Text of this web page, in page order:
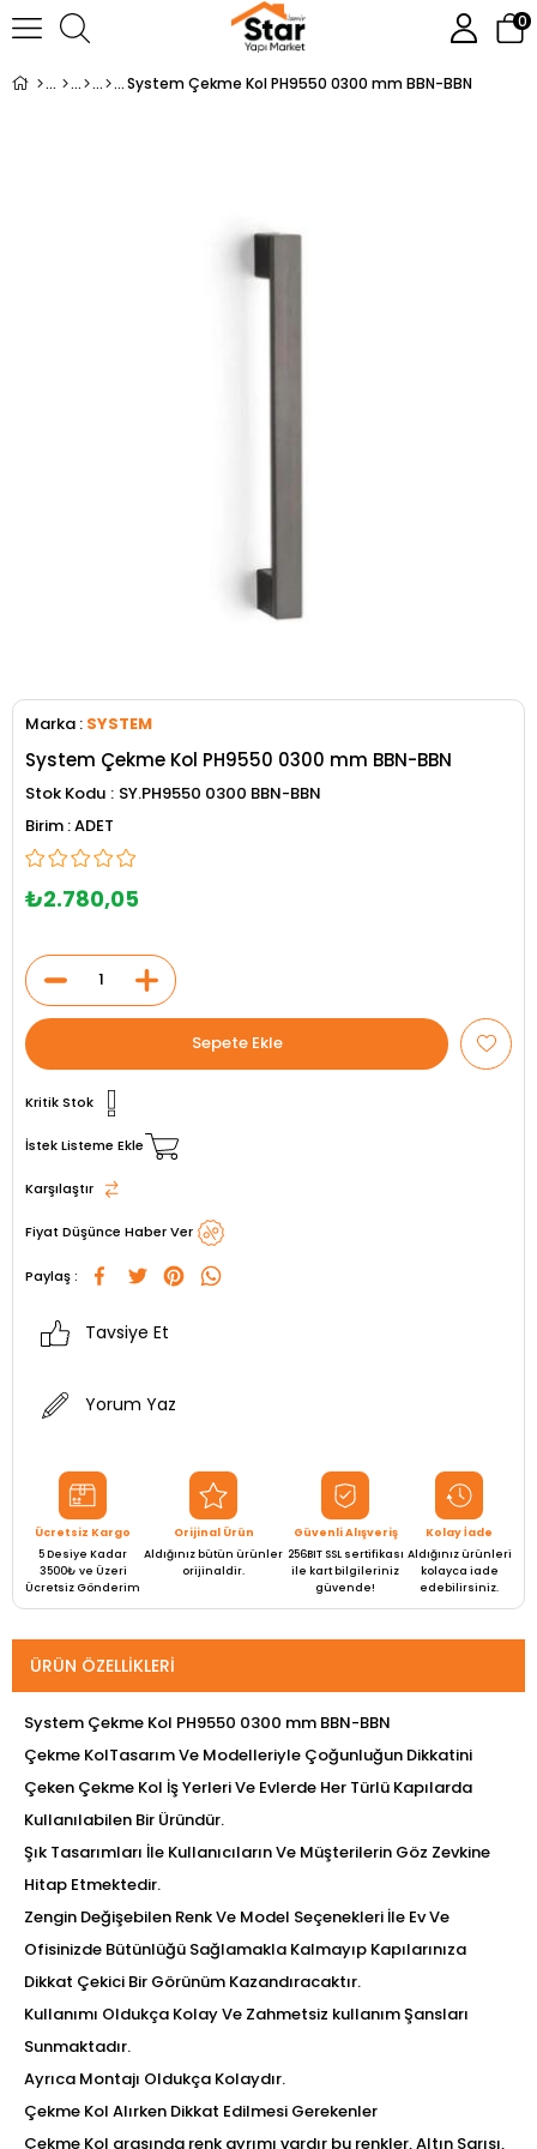
0
System Çekme Kol PH9550 0300 mm BBN-BBN
Marka : SYSTEM
System Çekme Kol PH9550 0300 mm BBN-BBN
Stok Kodu
SY.PH9550 0300 BBN-BBN
ADET
₺2.780,05
Kritik Stok
İstek Listeme Ekle
Karşılaştır
Fiyat Düşünce Haber Ver
Paylaş :
Tavsiye Et
Yorum Yaz
Ücretsiz Kargo
5 Desiye Kadar
3500₺ ve Üzeri
Ücretsiz Gönderim
Orijinal Ürün
Aldığınız bütün ürünler
orijinaldir.
Güvenli Alışveriş
256BIT SSL sertifikası
ile kart bilgileriniz
güvende!
Kolay İade
Aldığınız ürünleri
kolayca iade
edebilirsiniz.
ÜRÜN ÖZELLIKLERI
System Çekme Kol PH9550 0300 mm BBN-BBN
Çekme KolTasarım Ve Modelleriyle Çoğunluğun Dikkatini
Çeken Çekme Kol İş Yerleri Ve Evlerde Her Türlü Kapılarda
Kullanılabilen Bir Üründür.
Şık Tasarımları İle Kullanıcıların Ve Müşterilerin Göz Zevkine
Hitap Etmektedir.
Zengin Değişebilen Renk Ve Model Seçenekleri İle Ev Ve
Ofisinizde Bütünlüğü Sağlamakla Kalmayıp Kapılarınıza
Dikkat Çekici Bir Görünüm Kazandıracaktır.
Kullanımı Oldukça Kolay Ve Zahmetsiz kullanım Şansları
Sunmaktadır.
Ayrıca Montajı Oldukça Kolaydır.
Çekme Kol Alırken Dikkat Edilmesi Gerekenler
Çekme Kol arasında renk ayrımı vardır bu renkler, Altın Sarısı,